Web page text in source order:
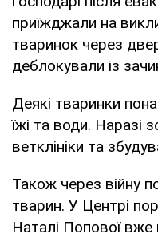
приїжджали на
тваринок через
деблокували із
Деякі тваринки
їжі та води. Наразі
ветклініки та
Також через війну
тварин. У Центрі
Наталі Попової